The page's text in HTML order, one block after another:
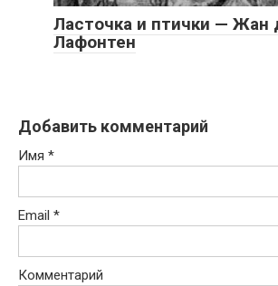
Ласточка и птички — Жан
Лафонтен
Добавить комментарий
Имя *
Email *
Комментарий